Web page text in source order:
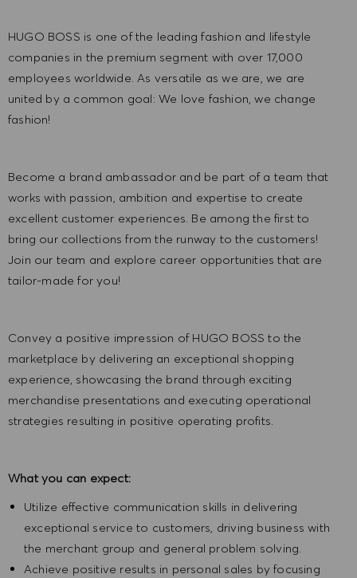
HUGO BOSS is one of the leading fashion and lifestyle
companies in the premium segment with over 17,000
employees worldwide. As versatile as we are, we are
united by a common goal: We love fashion, we change
fashion!
Become a brand ambassador and be part of a team that
works with passion, ambition and expertise to create
excellent customer experiences. Be among the first to
bring our collections from the runway to the customers!
Join our team and explore career opportunities that are
tailor-made for you!
Convey a positive impression of HUGO BOSS to the
marketplace by delivering an exceptional shopping
experience, showcasing the brand through exciting
merchandise presentations and executing operational
strategies resulting in positive operating profits.
What you can expect:
Utilize effective communication skills in delivering
exceptional service to customers, driving business with
the merchant group and general problem solving.
Achieve positive results in personal sales by focusing